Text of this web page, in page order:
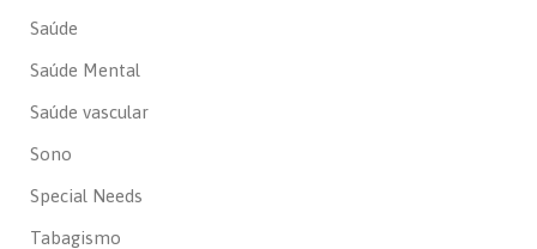
Saúde
Saúde Mental
Saúde vascular
Sono
Special Needs
Tabagismo